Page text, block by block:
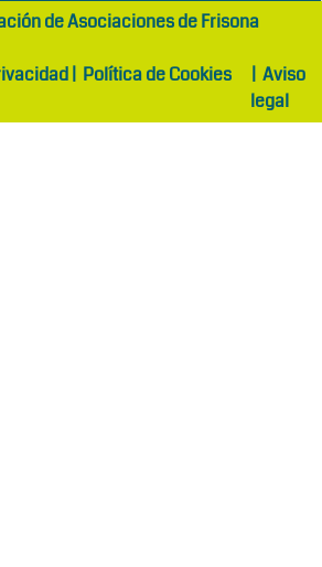
de Asociaciones de Frisona
| Política de Cookies | Aviso
legal